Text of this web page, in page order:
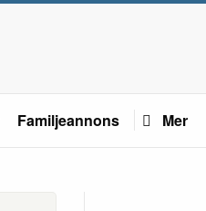
Familjeannons Mer